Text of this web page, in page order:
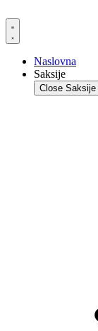
to
content
Naslovna
Saksije
Close Saksije